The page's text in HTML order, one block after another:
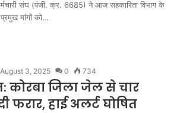
संघ (पंजी. क्र. 6685) ने आज सहकारिता विभाग के
प्रमुख मांगों को…
August 3, 2025 0 734
कोरबा जिला जेल से चार
फरार, हाई अलर्ट घोषित